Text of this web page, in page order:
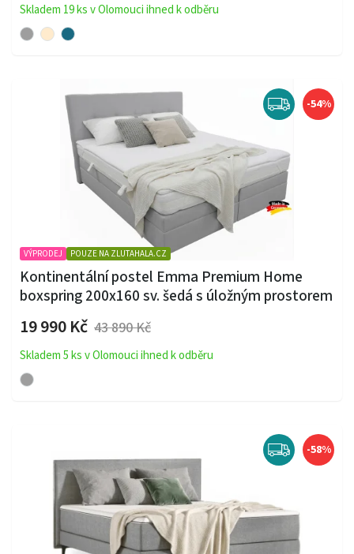
Skladem 19 ks v Olomouci ihned k odběru
-54%
VÝPRODEJ POUZE NA ZLUTAHALA.CZ
Kontinentální postel Emma Premium Home
boxspring 200x160 sv. šedá s úložným prostorem
19 990 Kč 43 890 Kč
Skladem 5 ks v Olomouci ihned k odběru
-58%